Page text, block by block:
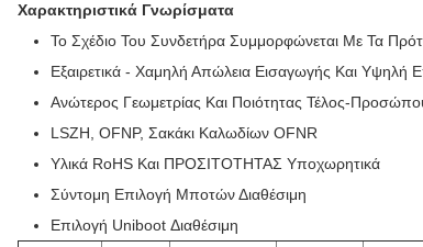
Χαρακτηριστικά Γνωρίσματα
Το Σχέδιο Του Συνδετήρα Συμμορφώνεται Με Τα
Εξαιρετικά - Χαμηλή Απώλεια Εισαγωγής Και Υψηλή
Ανώτερος Γεωμετρίας Και Ποιότητας Τέλος-
LSZH, OFNP, Σακάκι Καλωδίων OFNR
Υλικά RoHS Και ΠΡΟΣΙΤΟΤΗΤΑΣ Υποχωρητικά
Σύντομη Επιλογή Μποτών Διαθέσιμη
Επιλογή Uniboot Διαθέσιμη